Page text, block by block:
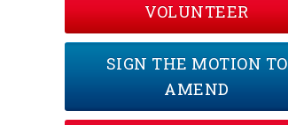
VOLUNTEER
SIGN THE MOTION TO
AMEND